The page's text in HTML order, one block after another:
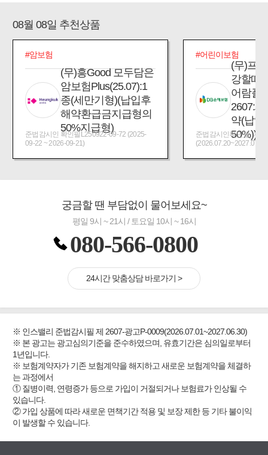
08월 08일 추천상품
#암보험
(무)흥Good 모두담은
암보험Plus(25.07):1
종(세만기형)(납입후
해약환급금지급형의
50%지급형)
준법감시인 확인필L250922-09-72 (2025-
09-22 ~ 2026-09-21)
#어린이보험
(무)프
강할때
어람플
2607:
약(납입
50%))
준법감시인확인필_제
궁금할 땐 부담없이 물어보세요~
평일 9시 ~ 21시 / 토요일 10시 ~ 16시
080-566-0800
24시간 맞춤상담 바로가기 >
※ 인스밸리 준법감시필 제 2607-광고P-0009(2026.07.01~2027.06.30)
※ 본 광고는 광고심의기준을 준수하였으며, 유효기간은 심의일로부터
1년입니다.
※ 보험계약자가 기존 보험계약을 해지하고 새로운 보험계약을 체결하
는 과정에서
① 질병이력, 연령증가 등으로 가입이 거절되거나 보험료가 인상될 수
있습니다.
② 가입 상품에 따라 새로운 면책기간 적용 및 보장 제한 등 기타 불이익
이 발생할 수 있습니다.